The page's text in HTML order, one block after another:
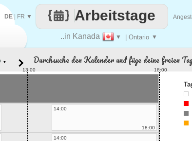
..in Kanada ▼ | Ontario ▼
Arbeitstage
DE| FR ▼
▼ Durchsuche den Kalender und füge deine freien
13:00 18:00
14:00
18:00
14:00